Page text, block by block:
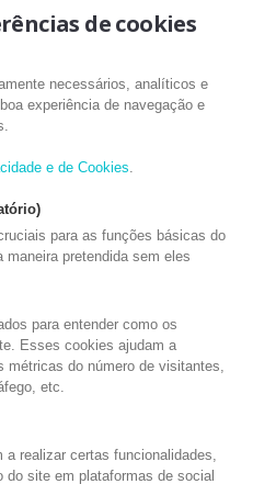
de cookies
necessários, analíticos e
experiência de navegação e
e de Cookies.
para as funções básicas do
pretendida sem eles
para entender como os
Esses cookies ajudam a
métricas do número de visitantes,
etc.
realizar certas funcionalidades,
do site em plataformas de social